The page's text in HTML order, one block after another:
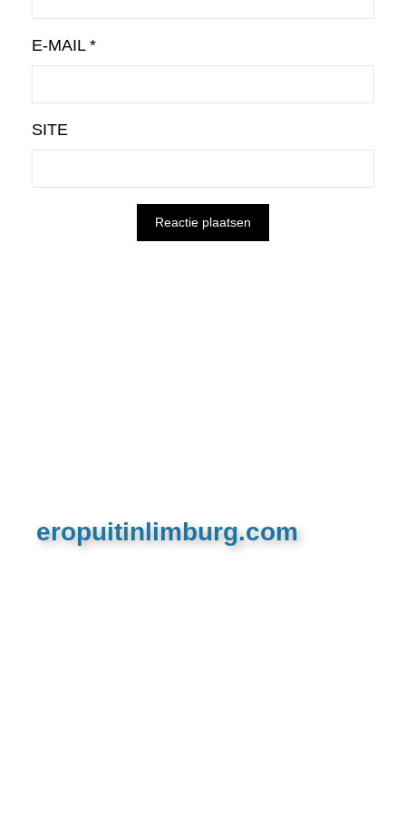
E-MAIL *
SITE
eropuitinlimburg.com